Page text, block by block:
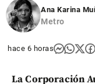
Ana Karina
Metro
hace 6 horas
La Corporación